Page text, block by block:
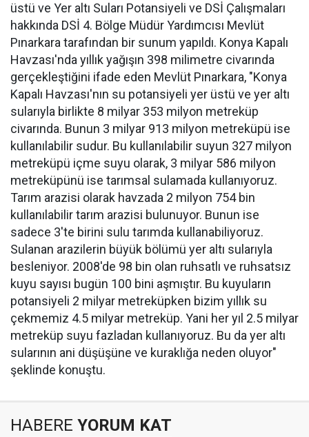
üstü ve Yer altı Suları Potansiyeli ve DSİ Çalışmaları
hakkında DSİ 4. Bölge Müdür Yardımcısı Mevlüt
Pınarkara tarafından bir sunum yapıldı. Konya Kapalı
Havzası'nda yıllık yağışın 398 milimetre civarında
gerçekleştiğini ifade eden Mevlüt Pınarkara, "Konya
Kapalı Havzası'nın su potansiyeli yer üstü ve yer altı
sularıyla birlikte 8 milyar 353 milyon metreküp
civarında. Bunun 3 milyar 913 milyon metreküpü ise
kullanılabilir sudur. Bu kullanılabilir suyun 327 milyon
metreküpü içme suyu olarak, 3 milyar 586 milyon
metreküpünü ise tarımsal sulamada kullanıyoruz.
Tarım arazisi olarak havzada 2 milyon 754 bin
kullanılabilir tarım arazisi bulunuyor. Bunun ise
sadece 3'te birini sulu tarımda kullanabiliyoruz.
Sulanan arazilerin büyük bölümü yer altı sularıyla
besleniyor. 2008'de 98 bin olan ruhsatlı ve ruhsatsız
kuyu sayısı bugün 100 bini aşmıştır. Bu kuyuların
potansiyeli 2 milyar metreküpken bizim yıllık su
çekmemiz 4.5 milyar metreküp. Yani her yıl 2.5 milyar
metreküp suyu fazladan kullanıyoruz. Bu da yer altı
sularının ani düşüşüne ve kuraklığa neden oluyor"
şeklinde konuştu.
HABERE YORUM KAT